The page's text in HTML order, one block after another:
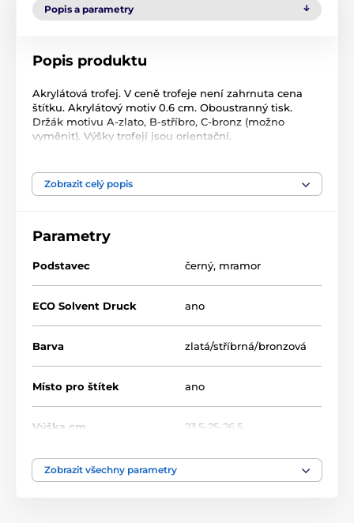
Popis a parametry
Popis produktu
Akrylátová trofej. V ceně trofeje není zahrnuta cena
štítku. Akrylátový motiv 0.6 cm. Oboustranný tisk.
Držák motivu A-zlato, B-stříbro, C-bronz (možno
vyměnit). Výšky trofejí jsou orientační.
Produkt je zařazen v kategoriích
Akrylátové trofeje
Zobrazit celý popis
Parametry
Podstavec černý, mramor
ECO Solvent Druck ano
Barva zlatá/stříbrná/bronzová
Místo pro štítek ano
Výška cm 23.5-25-26.5
Motiv
Zobrazit všechny parametry